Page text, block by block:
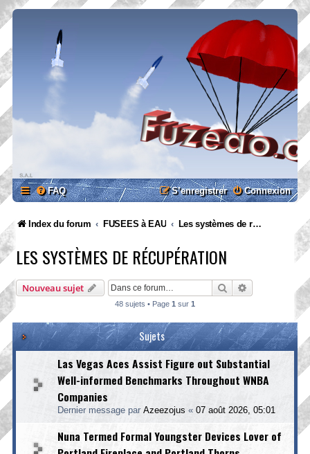
FAQ Connexion
S’enregistrer
Index du forum FUSEES à EAU Les systèmes de récupération
LES SYSTÈMES DE RÉCUPÉRATION
Nouveau sujet RechercherRecherche
48 sujets • Page 1 sur 1
Sujets
Las Vegas Aces Assist Figure out Substantial
Well-informed Benchmarks Throughout WNBA
Companies
Dernier message par Azeezojus « 07 août 2026, 05:01
Nuna Termed Formal Youngster Devices Lover of